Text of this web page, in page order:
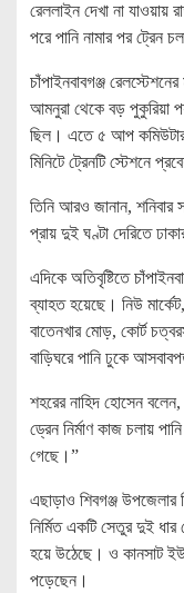
রেললাইন দেখা না যাওয়ায়
পরে পানি নামার পর ট্রেন
চাঁপাইনবাবগঞ্জ
আমনুরা থেকে বড় পুকুরিয়া
ছিল। এতে ৫ আপ কমিউটার
মিনিটে ট্রেনটি স্টেশনে
তিনি আরও জানান, শনিবার
প্রায় দুই ঘণ্টা দেরিতে
এদিকে অতিবৃষ্টিতে
ব্যাহত হয়েছে। নিউ
বাতেনখার মোড়, কোর্ট
বাড়িঘরে পানি ঢুকে
শহরের নাহিদ হোসেন বলেন,
ড্রেন নির্মাণ কাজ চলায়
গেছে।”
এছাড়াও শিবগঞ্জ উপজেলার
নির্মিত একটি সেতুর দুই
হয়ে উঠেছে। ও কানসাট
পড়েছেন।